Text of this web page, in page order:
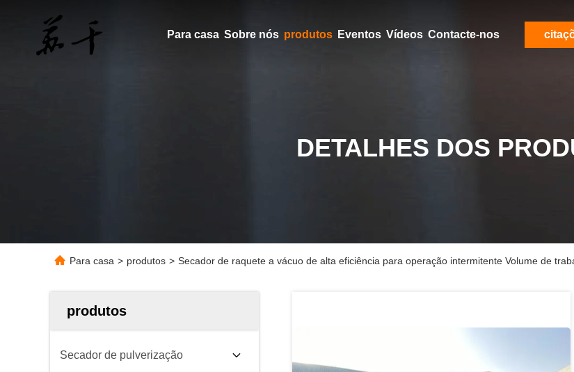
Para casa Sobre nós produtos Eventos Vídeos Contacte-nos
DETALHES DOS
Para casa > produtos > Secador de raquete a vácuo de alta eficiência para operação intermitente Volume de
produtos
Secador de pulverização